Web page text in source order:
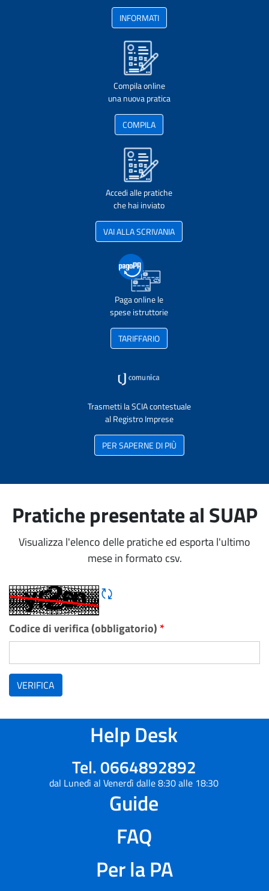
INFORMATI
Compila online
una nuova pratica
COMPILA
Accedi alle pratiche
che hai inviato
VAI ALLA SCRIVANIA
Paga online le
spese istruttorie
TARIFFARIO
Trasmetti la SCIA contestuale
al Registro Imprese
PER SAPERNE DI PIÙ
Pratiche presentate al SUAP
Visualizza l'elenco delle pratiche ed esporta l'ultimo
mese in formato csv.
Rigene CAPTCHA
Codice di verifica (obbligatorio) *
VERIFICA
Help Desk
Tel. 0664892892
dal Lunedì al Venerdì dalle 8:30 alle 18:30
Guide
FAQ
Per la PA